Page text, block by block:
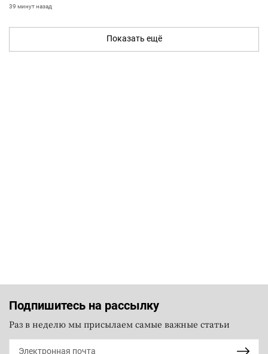
39 минут назад
Показать ещё
Подпишитесь на рассылку
Раз в неделю мы присылаем самые важные статьи